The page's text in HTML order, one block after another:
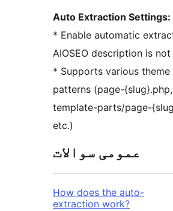
Auto Extraction Settings:
* Enable automatic
AIOSEO description is not
* Supports various theme
patterns (page-{slug}.php,
template-parts/page-
etc.)
عمومی سوالات
How does the auto-
extraction work?